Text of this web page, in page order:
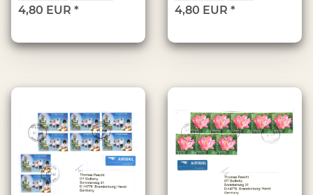
Chao Phraya Borom
den minderjährigen
4,80 EUR *
Geburtstag von Krom
Tagesstempel
4,80 EUR *